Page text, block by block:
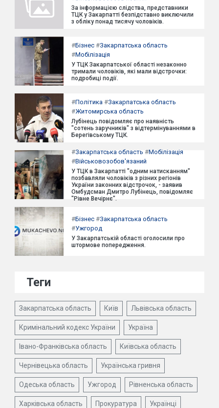
За інформацією слідства, представники
ТЦК у Закарпатті безпідставно виключили
з обліку понад тисячу чоловіків.
#Бізнес #Закарпатська область
#Мобілізація
У ТЦК Закарпатської області незаконно
тримали чоловіків, які мали відстрочки:
подробиці події.
#Політика #Закарпатська область
#Житомирська область
Лубінець повідомляє про наявність
"сотень заручників" з відтермінуваннями в
Берегівському ТЦК.
#Закарпатська область #Мобілізація
#Військовозобов'язаний
У ТЦК в Закарпатті "одним натисканням"
позбавляли чоловіків з різних регіонів
України законних відстрочок, - заявив
Омбудсман Дмитро Лубінець, повідомляє
"Рівне Вечірнє".
#Бізнес #Закарпатська область
#Ужгород
У Закарпатській області оголосили про
штормове попередження.
Теги
Закарпатська область Київ Львівська область
Кримінальний кодекс України Україна
Івано-Франківська область Київська область
Чернівецька область Українська гривня
Одеська область Ужгород Рівненська область
Харківська область Прокуратура Українці